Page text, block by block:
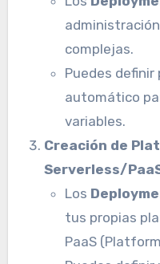
complejas.
Puedes
automático
variables.
Creación de
Serverless/
Los
tus propias
PaaS